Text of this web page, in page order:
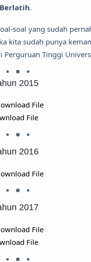
Berlatih.
soal yang sudah
kita sudah punya
Tinggi
2015
File
File
2016
File
2017
File
File